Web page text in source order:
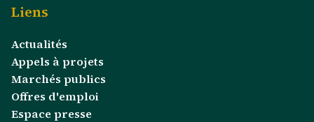
Liens
Actualités
Appels à projets
Marchés publics
Offres d'emploi
Espace presse